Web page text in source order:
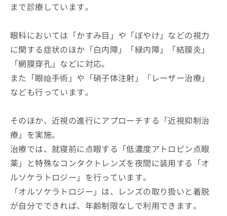
まで診療しています。
眼科においては「かすみ目」や「ぼやけ」などの視力
に関する症状のほか「白内障」「緑内障」「結膜炎」
「網膜穿孔」などに対応。
また「眼瞼手術」や「硝子体注射」「レーザー治療」
なども行っています。
そのほか、近視の進行にアプローチする「近視抑制治
療」を実施。
治療では、就寝前に点眼する「低濃度アトロピン点眼
薬」と特殊なコンタクトレンズを夜間に装用する「オ
ルソケラトロジー」を行っています。
「オルソケラトロジー」は、レンズの取り扱いと着脱
が自分でできれば、年齢制限なしで利用できます。